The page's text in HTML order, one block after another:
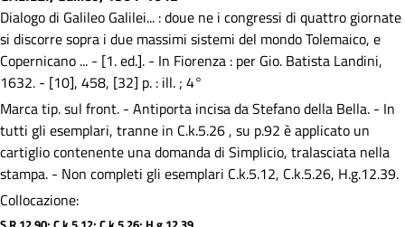
Dialogo di Galileo Galilei... : doue ne i congressi di quattro giornate
si discorre sopra i due massimi sistemi del mondo Tolemaico, e
Copernicano ... - [1. ed.]. - In Fiorenza : per Gio. Batista Landini,
1632. - [10], 458, [32] p. : ill. ; 4°
Marca tip. sul front. - Antiporta incisa da Stefano della Bella. - In
tutti gli esemplari, tranne in C.k.5.26 , su p.92 è applicato un
cartiglio contenente una domanda di Simplicio, tralasciata nella
stampa. - Non completi gli esemplari C.k.5.12, C.k.5.26, H.g.12.39.
Collocazione: